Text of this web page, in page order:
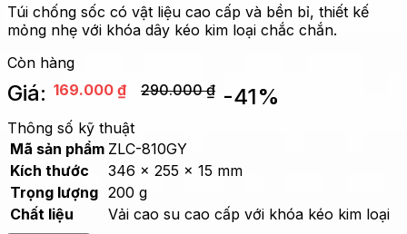
Túi chống sốc có vật liệu cao cấp và bền bỉ, thiết kế
mỏng nhẹ với khóa dây kéo kim loại chắc chắn.
Còn hàng
Giá: 169.000 ₫ 290.000₫ -41%
Thông số kỹ thuật
Mã sản phẩm ZLC-810GY
Kích thước
346 x 255 x 15 mm
Trọng lượng 200 g
Chất liệu
Vải cao su cao cấp với khóa kéo kim loại